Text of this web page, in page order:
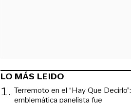
LO MÁS LEIDO
1. Terremoto en el “Hay Que Decirlo”:
emblemática panelista fue